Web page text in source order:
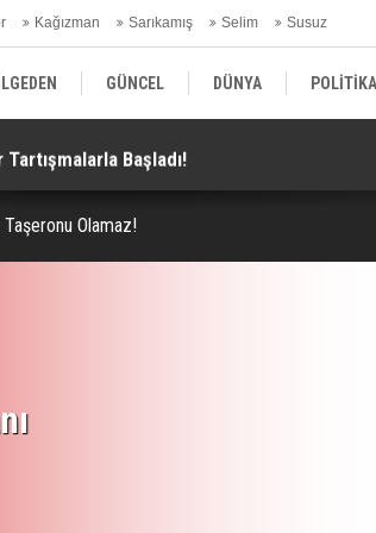
Kağızman Sarıkamış Selim Susuz
GÜNCEL DÜNYA POLİTİKA
KÜLTÜR | SANAT | MAGAZİN
Başladı!
Taşeronu Olamaz!